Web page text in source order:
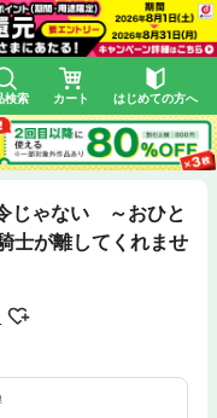
検索 カート はじめての方へ
じゃない ～おひと
士が離してくれませ